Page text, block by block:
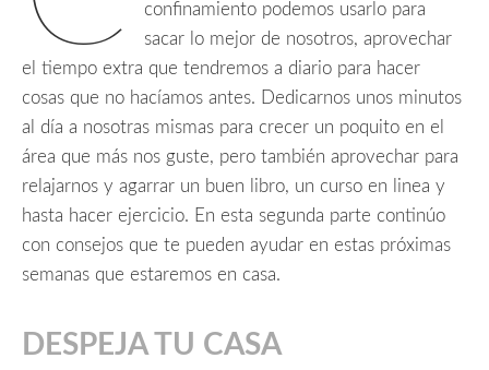
confinamiento podemos usarlo para
sacar lo mejor de nosotros, aprovechar
el tiempo extra que tendremos a diario para hacer
cosas que no hacíamos antes. Dedicarnos unos minutos
al día a nosotras mismas para crecer un poquito en el
área que más nos guste, pero también aprovechar para
relajarnos y agarrar un buen libro, un curso en linea y
hasta hacer ejercicio. En esta segunda parte continúo
con consejos que te pueden ayudar en estas próximas
semanas que estaremos en casa.
DESPEJA TU CASA